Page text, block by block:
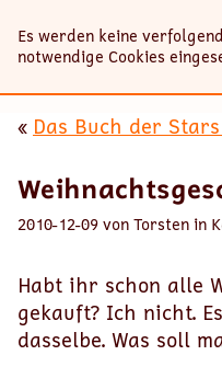
Es werden keine
notwendige Cookies
« Das Buch der Stars
2010-12-09 von Torsten in
Habt ihr schon alle
gekauft? Ich nicht.
dasselbe. Was soll